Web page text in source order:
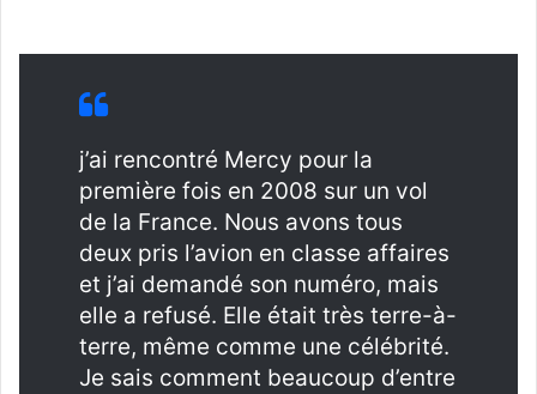
j’ai rencontré Mercy pour la
première fois en 2008 sur un vol
de la France. Nous avons tous
deux pris l’avion en classe affaires
et j’ai demandé son numéro, mais
elle a refusé. Elle était très terre-à-
terre, même comme une célébrité.
Je sais comment beaucoup d’entre